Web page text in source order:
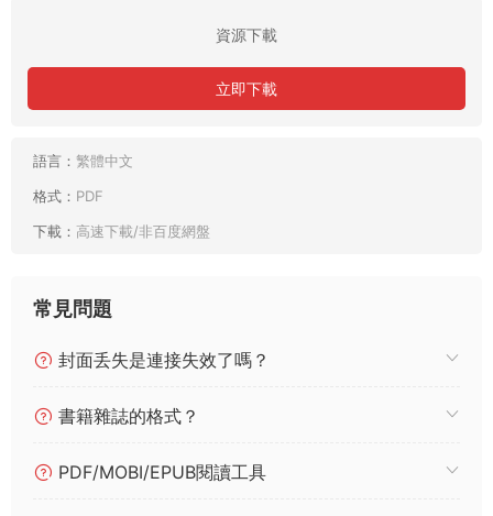
資源下載
立即下載
語言： 繁體中文
格式： PDF
下載： 高速下載/非百度網盤
常見問題
封面丢失是連接失效了嗎？
書籍雜誌的格式？
PDF/MOBI/EPUB閱讀工具